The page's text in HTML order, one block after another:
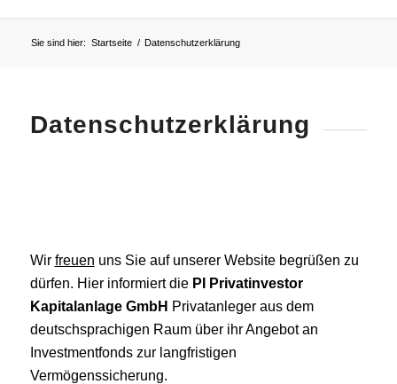
Sie sind hier: Startseite / Datenschutzerklärung
Datenschutzerklärung
Wir freuen uns Sie auf unserer Website begrüßen zu
dürfen. Hier informiert die PI Privatinvestor
Kapitalanlage GmbH Privatanleger aus dem
deutschsprachigen Raum über ihr Angebot an
Investmentfonds zur langfristigen
Vermögenssicherung.